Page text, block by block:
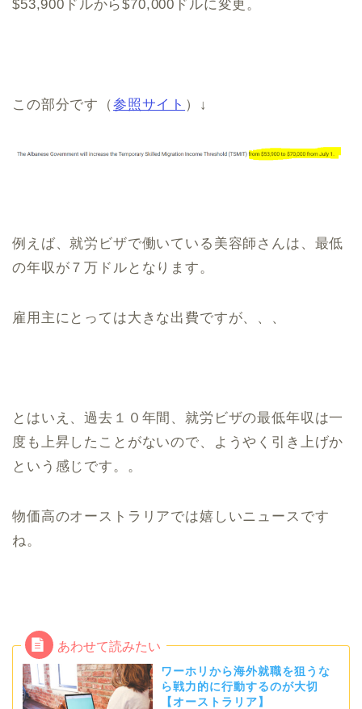
$53,900ドルから$70,000ドルに変更。
この部分です（参照サイト ）↓
例えば、就労ビザで働いている美容師さんは、最低
の年収が７万ドルとなります。
雇用主にとっては大きな出費ですが、、、
とはいえ、過去１０年間、就労ビザの最低年収は一
度も上昇したことがないので、ようやく引き上げか
という感じです。。
物価高のオーストラリアでは嬉しいニュースです
ね。
ワーホリから海外就職を狙うな
ら戦力的に行動するのが大切
【オーストラリア】